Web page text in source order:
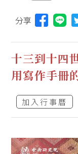
分享 分
十三到十四
用寫作手冊
加入行事曆